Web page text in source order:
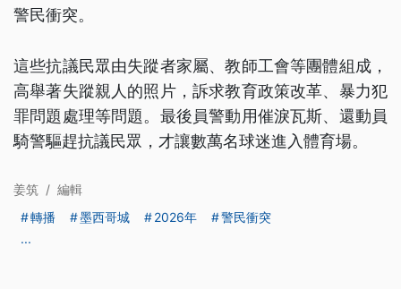
警民衝突。
這些抗議民眾由失蹤者家屬、教師工會等團體組成，
高舉著失蹤親人的照片，訴求教育政策改革、暴力犯
罪問題處理等問題。最後員警動用催淚瓦斯、還動員
騎警驅趕抗議民眾，才讓數萬名球迷進入體育場。
姜筑 / 編輯
轉播
墨西哥城 2026年
警民衝突
...